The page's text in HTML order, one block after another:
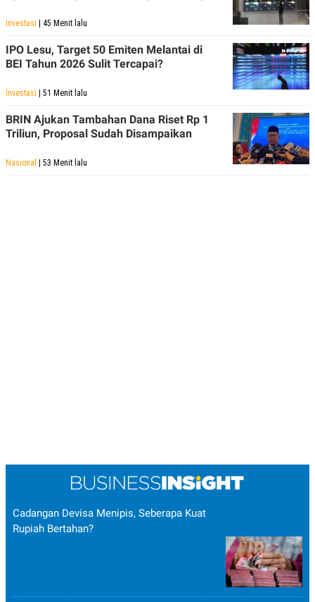
Investasi | 45 Menit lalu
IPO Lesu, Target 50 Emiten Melantai di
BEI Tahun 2026 Sulit Tercapai?
Investasi | 51 Menit lalu
BRIN Ajukan Tambahan Dana Riset Rp 1
Triliun, Proposal Sudah Disampaikan
Nasional | 53 Menit lalu
Cadangan Devisa Menipis, Seberapa Kuat
Rupiah Bertahan?